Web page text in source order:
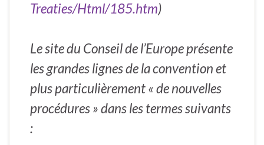
Treaties/Html/185.htm)
Le site du Conseil de l’Europe présente
les grandes lignes de la convention et
plus particulièrement « de nouvelles
procédures » dans les termes suivants
: